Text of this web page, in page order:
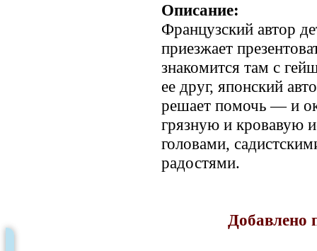
Описание:
Французский автор
приезжает
знакомится там с
ее друг, японский
решает помочь — и
грязную и кровавую
головами,
радостями.
Добавлено